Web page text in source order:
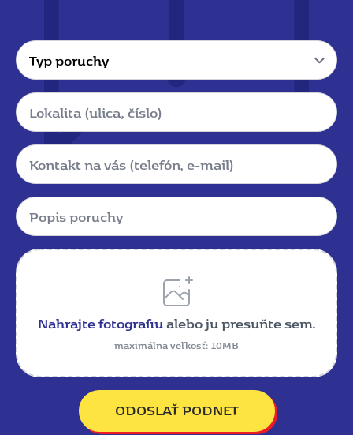
Typ
poruchy
*
Lokalita
Kontakt
Popis
poruchy
*
Name
Nahrajte fotografiualebo ju presuňte sem.
maximálna veľkosť: 10MB
ODOSLAŤ PODNET